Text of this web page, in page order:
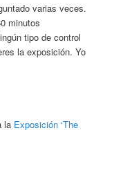
varias veces.
minutos
tipo de control
la exposición. Yo
la Exposición ‘The